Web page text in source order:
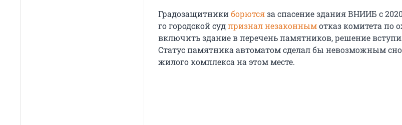
Градозащитникиборютсяза спасение здания ВНИИБ с 2020
го городской судпризнал незаконнымотказ комитета по
включить здание в перечень памятников, решение
Статус памятника автоматом сделал бы невозможным
жилого комплекса на этом месте.